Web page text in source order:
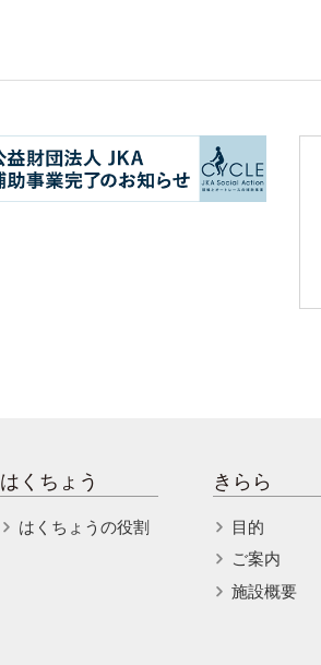
はくちょう
はくちょうの役割
きらら
目的
ご案内
施設概要